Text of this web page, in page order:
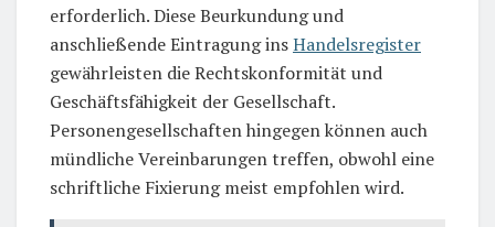
erforderlich. Diese Beurkundung und
anschließende Eintragung insHandelsregister
gewährleisten die Rechtskonformität und
Geschäftsfähigkeit der Gesellschaft.
Personengesellschaften hingegen können auch
mündliche Vereinbarungen treffen, obwohl eine
schriftliche Fixierung meist empfohlen wird.